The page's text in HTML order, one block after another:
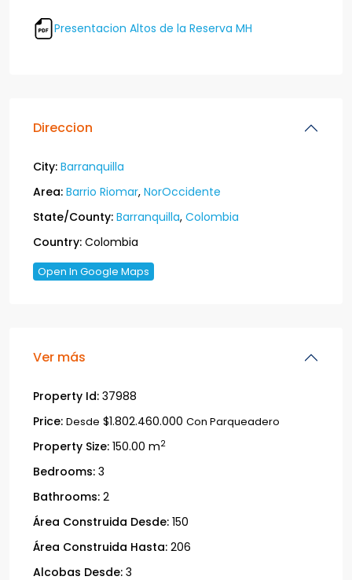
Presentacion Altos de la Reserva MH
Direccion
City: Barranquilla
Area: Barrio Riomar, NorOccidente
State/County: Barranquilla, Colombia
Country: Colombia
Open In Google Maps
Ver más
Property Id: 37988
Price: Desde $1.802.460.000 Con Parqueadero
Property Size: 150.00 m2
Bedrooms: 3
Bathrooms: 2
Área Construida Desde: 150
Área Construida Hasta: 206
Alcobas Desde: 3